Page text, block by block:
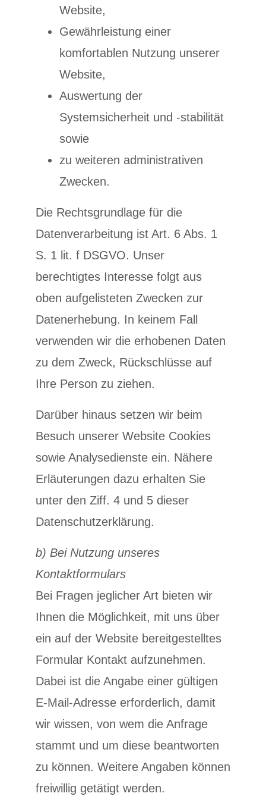
Website,
Gewährleistung einer
komfortablen Nutzung unserer
Website,
Auswertung der
Systemsicherheit und -stabilität
sowie
zu weiteren administrativen
Zwecken.
Die Rechtsgrundlage für die
Datenverarbeitung ist Art. 6 Abs. 1
S. 1 lit. f DSGVO. Unser
berechtigtes Interesse folgt aus
oben aufgelisteten Zwecken zur
Datenerhebung. In keinem Fall
verwenden wir die erhobenen Daten
zu dem Zweck, Rückschlüsse auf
Ihre Person zu ziehen.
Darüber hinaus setzen wir beim
Besuch unserer Website Cookies
sowie Analysedienste ein. Nähere
Erläuterungen dazu erhalten Sie
unter den Ziff. 4 und 5 dieser
Datenschutzerklärung.
b) Bei Nutzung unseres
Kontaktformulars
Bei Fragen jeglicher Art bieten wir
Ihnen die Möglichkeit, mit uns über
ein auf der Website bereitgestelltes
Formular Kontakt aufzunehmen.
Dabei ist die Angabe einer gültigen
E-Mail-Adresse erforderlich, damit
wir wissen, von wem die Anfrage
stammt und um diese beantworten
zu können. Weitere Angaben können
freiwillig getätigt werden.